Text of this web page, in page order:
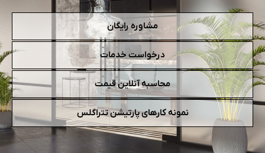
مشاوره رایگان
درخواست خدمات
محاسبه آنلاین قیمت
نمونه کارهای پارتیشن تتراگلس